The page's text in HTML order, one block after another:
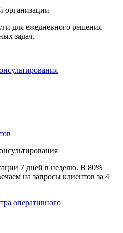
организации
для ежедневного решения
задач.
7 дней в неделю. В 80%
на запросы клиентов за 4
оперативного